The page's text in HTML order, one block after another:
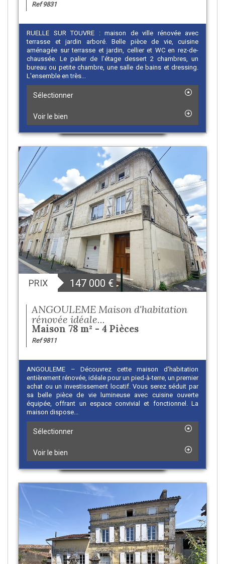
Ref 9831
RUELLE SUR TOUVRE : maison de ville rénovée avec
terrasse et jardin arboré. Belle pièce de vie, cuisine
aménagée sur terrasse et jardin, cellier et WC en rez-de-
chaussée. Le palier de l'étage dessert 2 chambres, un
bureau ou petite chambre, une salle de bains et dressing.
L'ensemble en très...
Sélectionner
Voir le bien
PRIX 147 000 €
ANGOULEME Maison d'habitation
rénovée idéale...
Maison 78 m² - 4 Pièces
Ref 9811
ANGOULEME – Découvrez cette maison d’habitation
entièrement rénovée, idéale pour un pied-à-terre, un premier
achat ou un investissement locatif. Vous serez séduit par
sa belle pièce de vie lumineuse avec cuisine ouverte
équipée, offrant un espace convivial et fonctionnel. La
maison dispose...
Sélectionner
Voir le bien